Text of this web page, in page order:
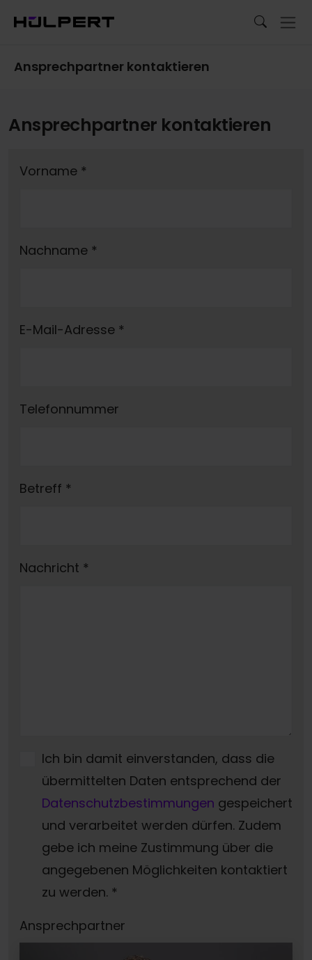
Ansprechpartner kontaktieren
Ansprechpartner kontaktieren
Vorname *
Nachname *
E-Mail-Adresse *
Telefonnummer
Betreff *
Nachricht *
Ich bin damit einverstanden, dass die
übermittelten Daten entsprechend der
Datenschutzbestimmungen gespeichert
und verarbeitet werden dürfen. Zudem
gebe ich meine Zustimmung über die
angegebenen Möglichkeiten kontaktiert
zu werden. *
Ansprechpartner